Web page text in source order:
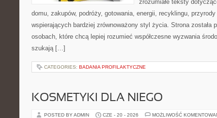
zrozumiałe teksty
domu, zakupów, podróży, gotowania, energii, recyklingu,
wspierających bardziej zrównoważony styl życia. Strona została
osobach, które chcą lepiej rozumieć współczesne wyzwania
szukają […]
CATEGORIES: BADANIA PROFILAKTYCZNE
KOSMETYKI DLA NIEGO
POSTED BY ADMIN CZE - 20 - 2026 MOŻLIWOŚĆ